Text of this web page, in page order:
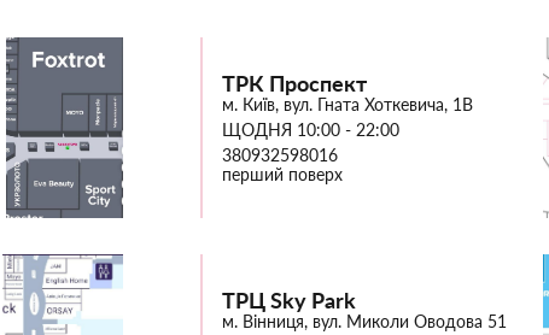
ТРК Проспект
м. Київ, вул. Гната Хоткевича, 1В
ЩОДНЯ 10:00 - 22:00
380932598016
перший поверх
ТРЦ Sky Park
м. Вінниця, вул. Миколи Оводова 51